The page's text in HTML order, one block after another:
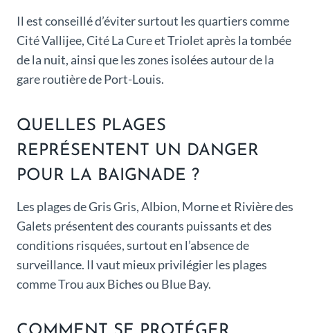
Il est conseillé d’éviter surtout les quartiers comme
Cité Vallijee, Cité La Cure et Triolet après la tombée
de la nuit, ainsi que les zones isolées autour de la
gare routière de Port-Louis.
QUELLES PLAGES
REPRÉSENTENT UN DANGER
POUR LA BAIGNADE ?
Les plages de Gris Gris, Albion, Morne et Rivière des
Galets présentent des courants puissants et des
conditions risquées, surtout en l’absence de
surveillance. Il vaut mieux privilégier les plages
comme Trou aux Biches ou Blue Bay.